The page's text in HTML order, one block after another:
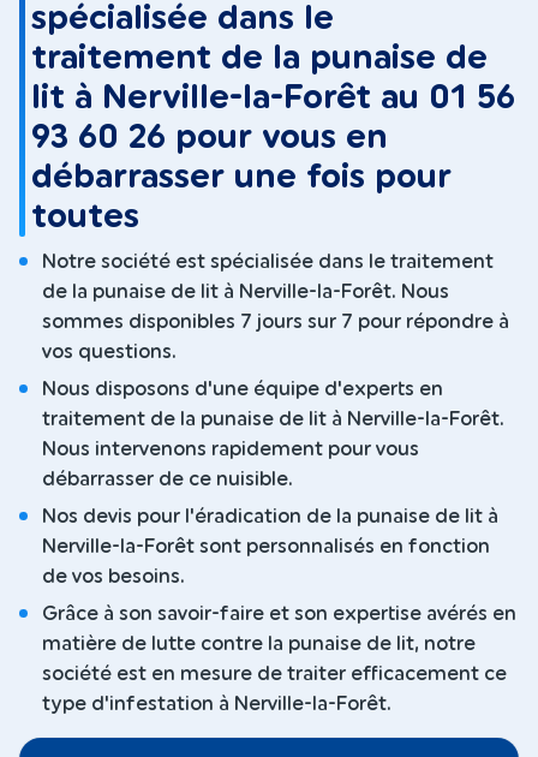
spécialisée dans le
traitement de la punaise de
lit à Nerville-la-Forêt au 01 56
93 60 26 pour vous en
débarrasser une fois pour
toutes
Notre société est spécialisée dans le traitement
de la punaise de lit à Nerville-la-Forêt. Nous
sommes disponibles 7 jours sur 7 pour répondre à
vos questions.
Nous disposons d'une équipe d'experts en
traitement de la punaise de lit à Nerville-la-Forêt.
Nous intervenons rapidement pour vous
débarrasser de ce nuisible.
Nos devis pour l'éradication de la punaise de lit à
Nerville-la-Forêt sont personnalisés en fonction
de vos besoins.
Grâce à son savoir-faire et son expertise avérés en
matière de lutte contre la punaise de lit, notre
société est en mesure de traiter efficacement ce
type d'infestation à Nerville-la-Forêt.